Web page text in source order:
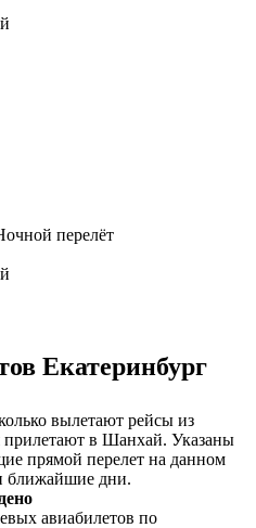
перелёт
Екатеринбург
вылетают рейсы из
прилетают в Шанхай. Указаны
прямой перелет на данном
ближайшие дни.
авиабилетов по